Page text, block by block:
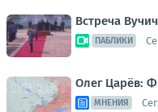
Встреча
ПАБЛИКИ
Олег Царёв:
МНЕНИЯ